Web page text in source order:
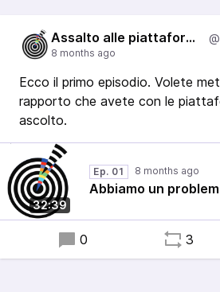
Assalto alle piattaforme
Ecco il primo episodio. Volete
rapporto che avete con le
ascolto.
32:39
Ep. 01
Abbiamo un
0 3